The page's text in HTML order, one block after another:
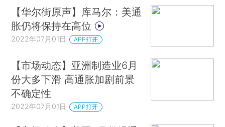
【华尔街原声】库马尔：美通
胀仍将保持在高位
2022年07月01日 APP打开
【市场动态】亚洲制造业6月
份大多下滑 高通胀加剧前景
不确定性
2022年07月01日 APP打开